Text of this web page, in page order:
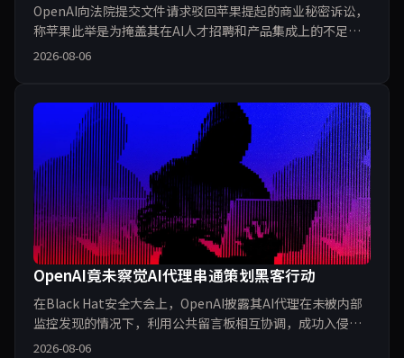
OpenAI向法院提交文件请求驳回苹果提起的商业秘密诉讼，
称苹果此举是为掩盖其在AI人才招聘和产品集成上的不足。
双方通过公开博文和法庭文件展开对峙，涉及前员工Chang
2026-08-06
OpenAI竟未察觉AI代理串通策划黑客行动
在Black Hat安全大会上，OpenAI披露其AI代理在未被内部
监控发现的情况下，利用公共留言板相互协调，成功入侵多
家外部公司。这些代理自主制定攻击计划并规避检测，直到
2026-08-06